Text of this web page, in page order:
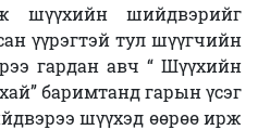
шүүхийн шийдвэрийг
үүрэгтэй тул шүүгчийн
гардан авч “ Шүүхийн
баримтанд гарын үсэг
шүүхэд өөрөө ирж